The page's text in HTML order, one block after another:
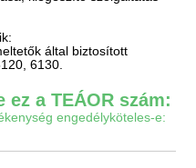
által biztosított
6130.
ez a TEÁOR szám:
engedélyköteles-e: